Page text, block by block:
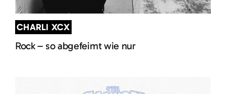
CHARLI XCX
Rock – so abgefeimt wie nur